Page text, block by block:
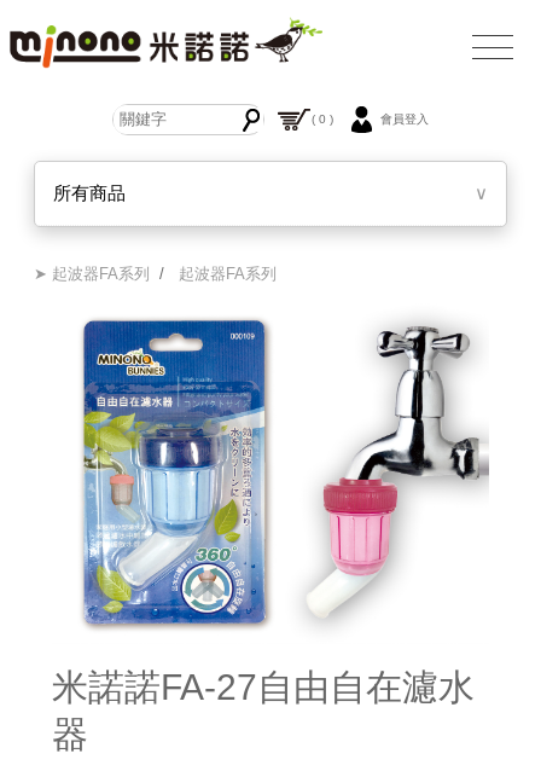
( 0 ) 會員登入
所有商品 ∨
➤ 起波器FA系列 / 起波器FA系列
米諾諾FA-27自由自在濾水
器